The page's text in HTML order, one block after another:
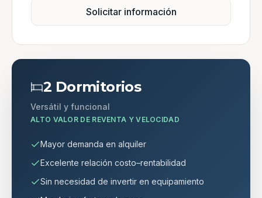
Solicitar información
2 Dormitorios
Versátil y funcional
ALTO VALOR DE REVENTA Y VELOCIDAD
Mayor demanda en alquiler
Excelente relación costo–rentabilidad
Sin necesidad de invertir en equipamiento